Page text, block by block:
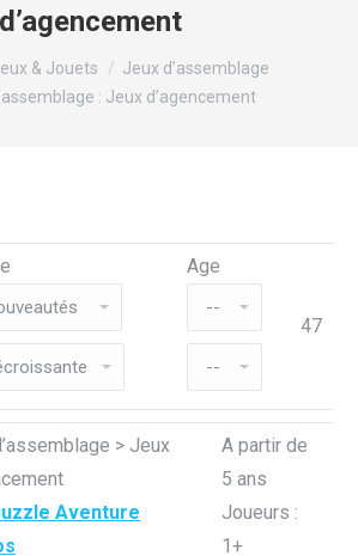
d’agencement
& Jouets
Jeux d’assemblage
: Jeux d’agencement
Age
47
> Jeux
Aventure
A partir de
5 ans
Joueurs :
1+